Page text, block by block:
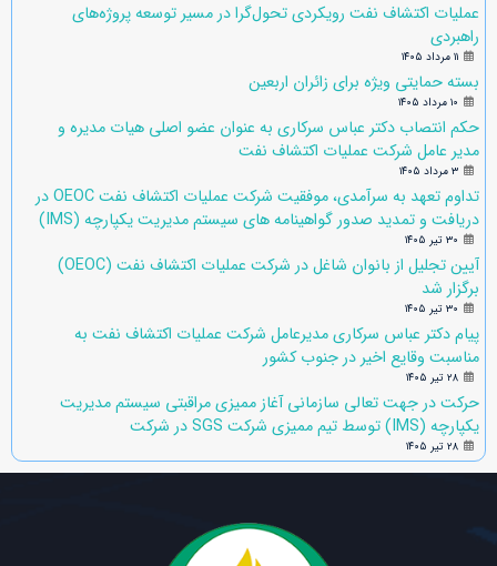
عملیات اکتشاف نفت رویکردی تحول‌گرا در مسیر توسعه پروژه‌های
راهبردی
۱۱ مرداد ۱۴۰۵
بسته حمایتی ویژه برای زائران اربعین
۱۰ مرداد ۱۴۰۵
حکم انتصاب دکتر عباس سرکاری به عنوان عضو اصلی هیات مدیره و
مدیر عامل شرکت عملیات اکتشاف نفت
۳ مرداد ۱۴۰۵
تداوم تعهد به سرآمدی، موفقیت شرکت عملیات اکتشاف نفت OEOC در
دریافت و تمدید صدور گواهینامه های سیستم مدیریت یکپارچه (IMS)
۳۰ تیر ۱۴۰۵
آیین تجلیل از بانوان شاغل در شرکت عملیات اکتشاف نفت (OEOC)
برگزار شد
۳۰ تیر ۱۴۰۵
پیام دکتر عباس سرکاری مدیرعامل شرکت عملیات اکتشاف نفت به
مناسبت وقایع اخیر در جنوب کشور
۲۸ تیر ۱۴۰۵
حرکت در جهت تعالی سازمانی آغاز ممیزی مراقبتی سیستم مدیریت
یکپارچه (IMS) توسط تیم ممیزی شرکت SGS در شرکت
۲۸ تیر ۱۴۰۵